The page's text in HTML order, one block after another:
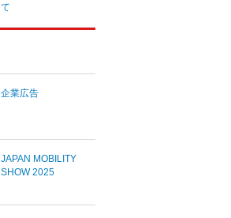
て
企業広告
JAPAN MOBILITY
SHOW 2025